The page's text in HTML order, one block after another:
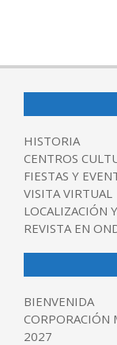
07-
HISTORIA
CENTROS
FIESTAS Y
VISITA VIRTUAL
LOCALIZACIÓN
REVISTA EN
BIENVENIDA
CORPORACIÓN
2027